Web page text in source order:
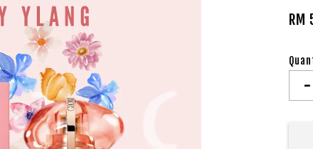
RM
-